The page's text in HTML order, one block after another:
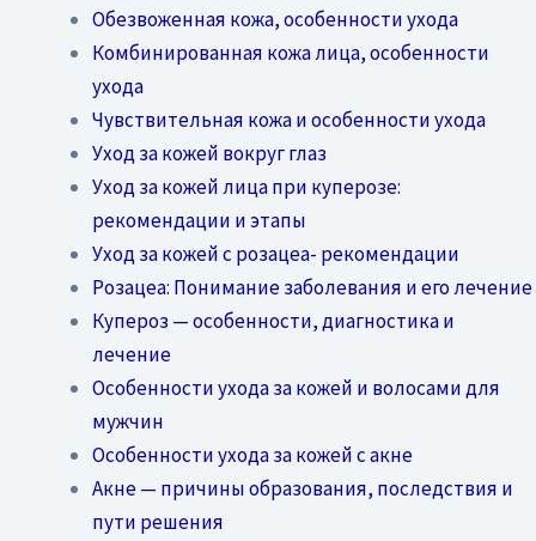
Обезвоженная кожа, особенности ухода
Комбинированная кожа лица, особенности
ухода
Чувствительная кожа и особенности ухода
Уход за кожей вокруг глаз
Уход за кожей лица при куперозе:
рекомендации и этапы
Уход за кожей с розацеа- рекомендации
Розацеа: Понимание заболевания и его лечение
Купероз — особенности, диагностика и
лечение
Особенности ухода за кожей и волосами для
мужчин
Особенности ухода за кожей с акне
Акне — причины образования, последствия и
пути решения